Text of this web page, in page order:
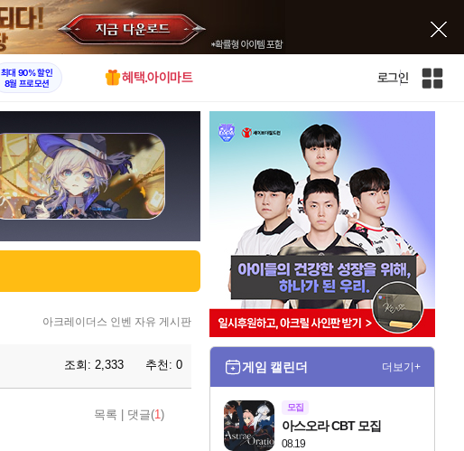
최대 90% 할인
8월 프로모션
혜택.아이마트 로그인
인
아크레이더스 인벤 자유 게시판
조회: 2,333 추천: 0
목록 댓글(1)
게임 캘린더 더보기+
모집
08.19
아스오라 CBT 모집